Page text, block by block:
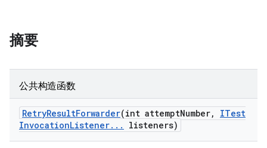
摘要
公共构造函数
RetryResultForwarder(int attemptNumber,
ITest
InvocationListener. . . listeners)